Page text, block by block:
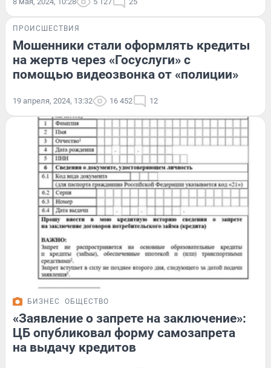
ПРОИСШЕСТВИЯ
Мошенники стали оформлять кредиты
на жертв через «Госуслуги» с
помощью видеозвонка от «полиции»
19 апреля, 2024, 13:32 16 452 12
БИЗНЕС ОБЩЕСТВО
«Заявление о запрете на заключение»:
ЦБ опубликовал форму самозапрета
на выдачу кредитов